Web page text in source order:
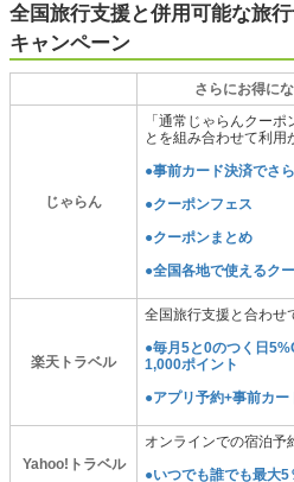
全国旅行支援と併用可能な旅
キャンペーン
さらにお得に
じゃらん
「通常じゃらんクー
とを組み合わせて利用
●事前カード決済でさ
●クーポンフェス
●クーポンまとめ
●全国各地で使えるク
楽天トラベル
全国旅行支援と合わせ
●毎月5と0のつく日
1,000ポイント
●アプリ予約+事前カ
Yahoo!トラベル
オンラインでの宿泊予
●いつでも誰でも最大5